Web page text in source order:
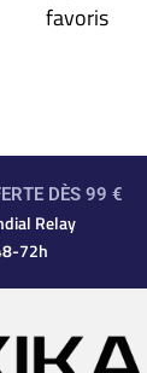
favoris
DÈS 99 €
Relay
72h